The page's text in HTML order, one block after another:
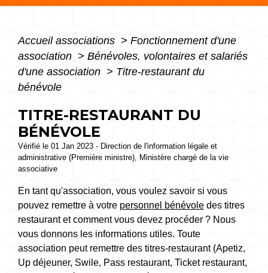
Accueil associations > Fonctionnement d'une
association > Bénévoles, volontaires et salariés
d'une association > Titre-restaurant du
bénévole
TITRE-RESTAURANT DU
BÉNÉVOLE
Vérifié le 01 Jan 2023 - Direction de l'information légale et
administrative (Première ministre), Ministère chargé de la vie
associative
En tant qu'association, vous voulez savoir si vous
pouvez remettre à votre personnel bénévole des titres
restaurant et comment vous devez procéder ? Nous
vous donnons les informations utiles. Toute
association peut remettre des titres-restaurant (Apetiz,
Up déjeuner, Swile, Pass restaurant, Ticket restaurant,